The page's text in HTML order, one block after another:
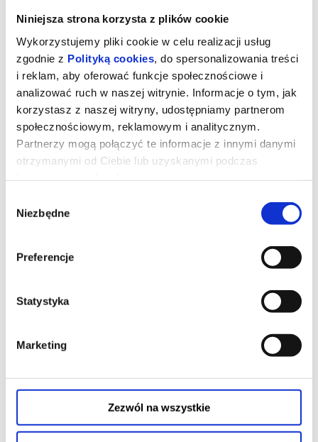
Niniejsza strona korzysta z plików cookie
Wykorzystujemy pliki cookie w celu realizacji usług
zgodnie z Polityką cookies , do spersonalizowania treści
i reklam, aby oferować funkcje społecznościowe i
analizować ruch w naszej witrynie. Informacje o tym, jak
korzystasz z naszej witryny, udostępniamy partnerom
społecznościowym, reklamowym i analitycznym.
Partnerzy mogą połączyć te informacje z innymi danymi
otrzymanymi od Ciebie lub uzyskanymi podczas
zgody
Niezbędne
Preferencje
Statystyka
Marketing
Zezwól na wszystkie
FANTASTYCZNY ANGELO